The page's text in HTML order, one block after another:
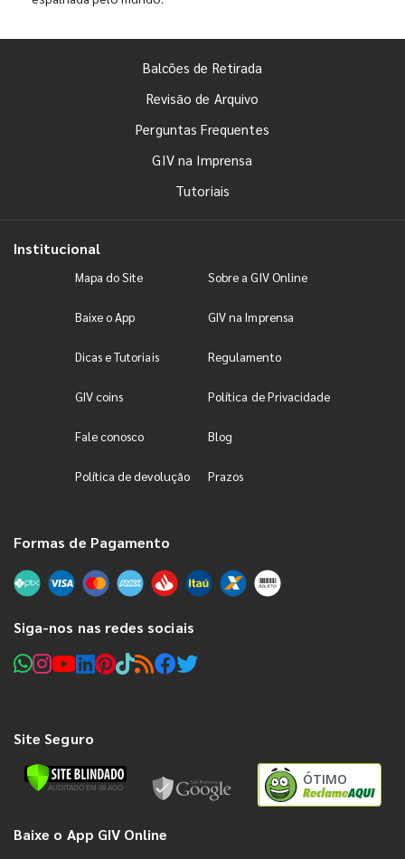
Balcões de Retirada
Revisão de Arquivo
Perguntas Frequentes
GIV na Imprensa
Tutoriais
Institucional
Mapa do Site Sobre a GIV Online
Baixe o App GIV na Imprensa
Dicas e Tutoriais Regulamento
GIV coins Política de Privacidade
Fale conosco Blog
Política de devolução Prazos
Formas de Pagamento
Siga-nos nas redes sociais
Site Seguro
ÓTIMO
Baixe o App GIV Online